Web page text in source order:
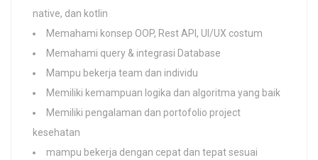
native, dan kotlin
Memahami konsep OOP, Rest API, UI/UX costum
Memahami query & integrasi Database
Mampu bekerja team dan individu
Memiliki kemampuan logika dan algoritma yang baik
Memiliki pengalaman dan portofolio project
kesehatan
mampu bekerja dengan cepat dan tepat sesuai